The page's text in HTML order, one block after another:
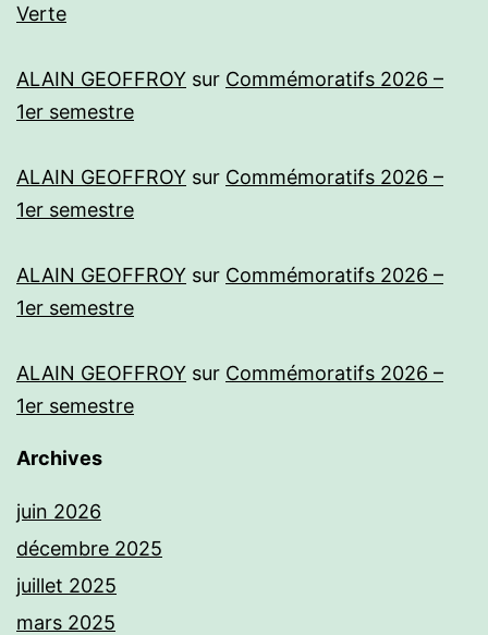
Verte
ALAIN GEOFFROY sur Commémoratifs 2026 –
1er semestre
ALAIN GEOFFROY sur Commémoratifs 2026 –
1er semestre
ALAIN GEOFFROY sur Commémoratifs 2026 –
1er semestre
ALAIN GEOFFROY sur Commémoratifs 2026 –
1er semestre
Archives
juin 2026
décembre 2025
juillet 2025
mars 2025